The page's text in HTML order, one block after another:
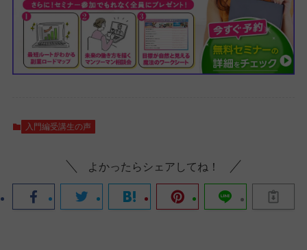
入門編受講生の声
よかったらシェアしてね！